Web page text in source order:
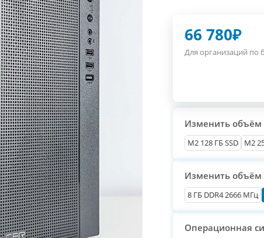
66 780₽
Для организаций по
Изменить объём
М2 128 ГБ SSD M2
Изменить
8 ГБ DDR4 2666 МГц
Операционная